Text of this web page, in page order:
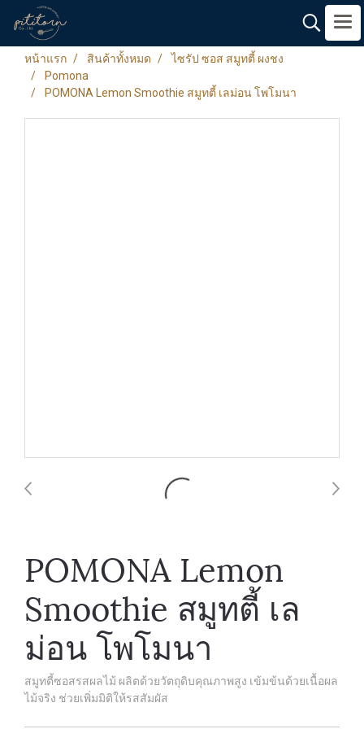
หน้าแรก สินค้าทั้งหมด
ไซรัป ซอส สมูทตี้ ผงชง
Pomona
POMONA Lemon Smoothie สมูทตี้ เลม่อน โพโมนา
POMONA Lemon
Smoothie สมูทตี้ เล
ม่อน โพโมนา
สมูทตี้ซอสรสผลไม้ ผลิตด้วยวัตถุดิบคุณภาพสูง เข้มข้นด้วยเนื้อผล
ไม้จริง ช่วยเพิ่มมิติให้รสสัมผัส